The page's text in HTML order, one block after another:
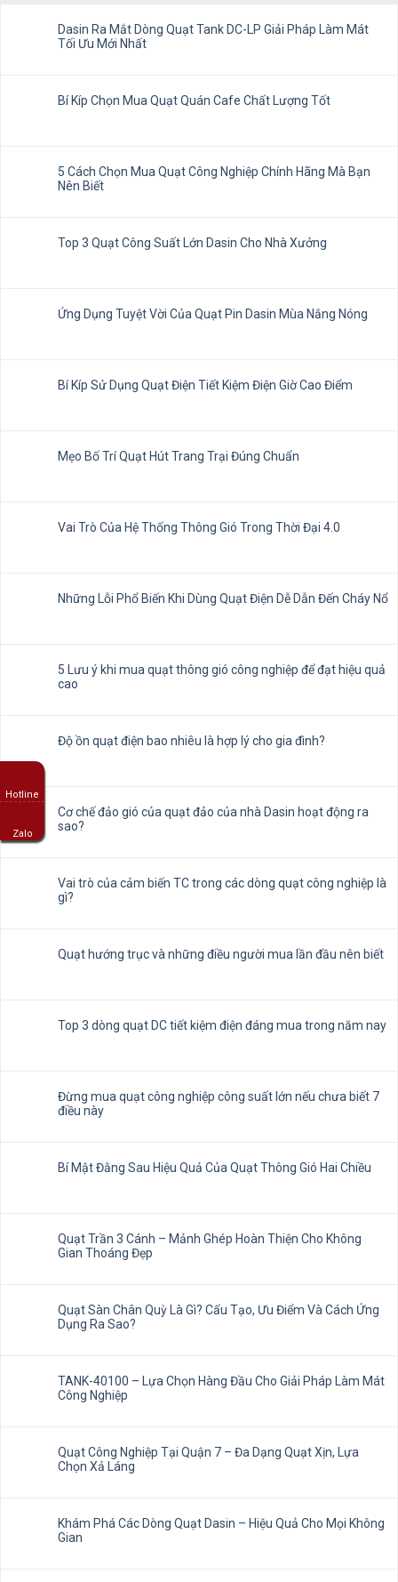
Dasin Ra Mắt Dòng Quạt Tank DC-LP Giải Pháp Làm Mát
Tối Ưu Mới Nhất
Bí Kíp Chọn Mua Quạt Quán Cafe Chất Lượng Tốt
5 Cách Chọn Mua Quạt Công Nghiệp Chính Hãng Mà Bạn
Nên Biết
Top 3 Quạt Công Suất Lớn Dasin Cho Nhà Xưởng
Ứng Dụng Tuyệt Vời Của Quạt Pin Dasin Mùa Nắng Nóng
Bí Kíp Sử Dụng Quạt Điện Tiết Kiệm Điện Giờ Cao Điểm
Mẹo Bố Trí Quạt Hút Trang Trại Đúng Chuẩn
Vai Trò Của Hệ Thống Thông Gió Trong Thời Đại 4.0
Những Lỗi Phổ Biến Khi Dùng Quạt Điện Dễ Dẫn Đến Cháy Nổ
5 Lưu ý khi mua quạt thông gió công nghiệp để đạt hiệu quả
cao
Độ ồn quạt điện bao nhiêu là hợp lý cho gia đình?
Cơ chế đảo gió của quạt đảo của nhà Dasin hoạt động ra
sao?
Vai trò của cảm biến TC trong các dòng quạt công nghiệp là
gì?
Quạt hướng trục và những điều người mua lần đầu nên biết
Top 3 dòng quạt DC tiết kiệm điện đáng mua trong năm nay
Đừng mua quạt công nghiệp công suất lớn nếu chưa biết 7
điều này
Bí Mật Đằng Sau Hiệu Quả Của Quạt Thông Gió Hai Chiều
Quạt Trần 3 Cánh – Mảnh Ghép Hoàn Thiện Cho Không
Gian Thoáng Đẹp
Quạt Sàn Chân Quỳ Là Gì? Cấu Tạo, Ưu Điểm Và Cách Ứng
Dụng Ra Sao?
TANK-40100 – Lựa Chọn Hàng Đầu Cho Giải Pháp Làm Mát
Công Nghiệp
Quạt Công Nghiệp Tại Quận 7 – Đa Dạng Quạt Xịn, Lựa
Chọn Xả Láng
Khám Phá Các Dòng Quạt Dasin – Hiệu Quả Cho Mọi Không
Gian
Hotline
Zalo